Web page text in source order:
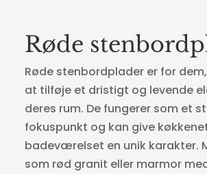
Røde
Røde stenbordplader er for
at tilføje et dristigt og levende
deres rum. De fungerer som et
fokuspunkt og kan give
badeværelset en unik karakter.
som rød granit eller marmor